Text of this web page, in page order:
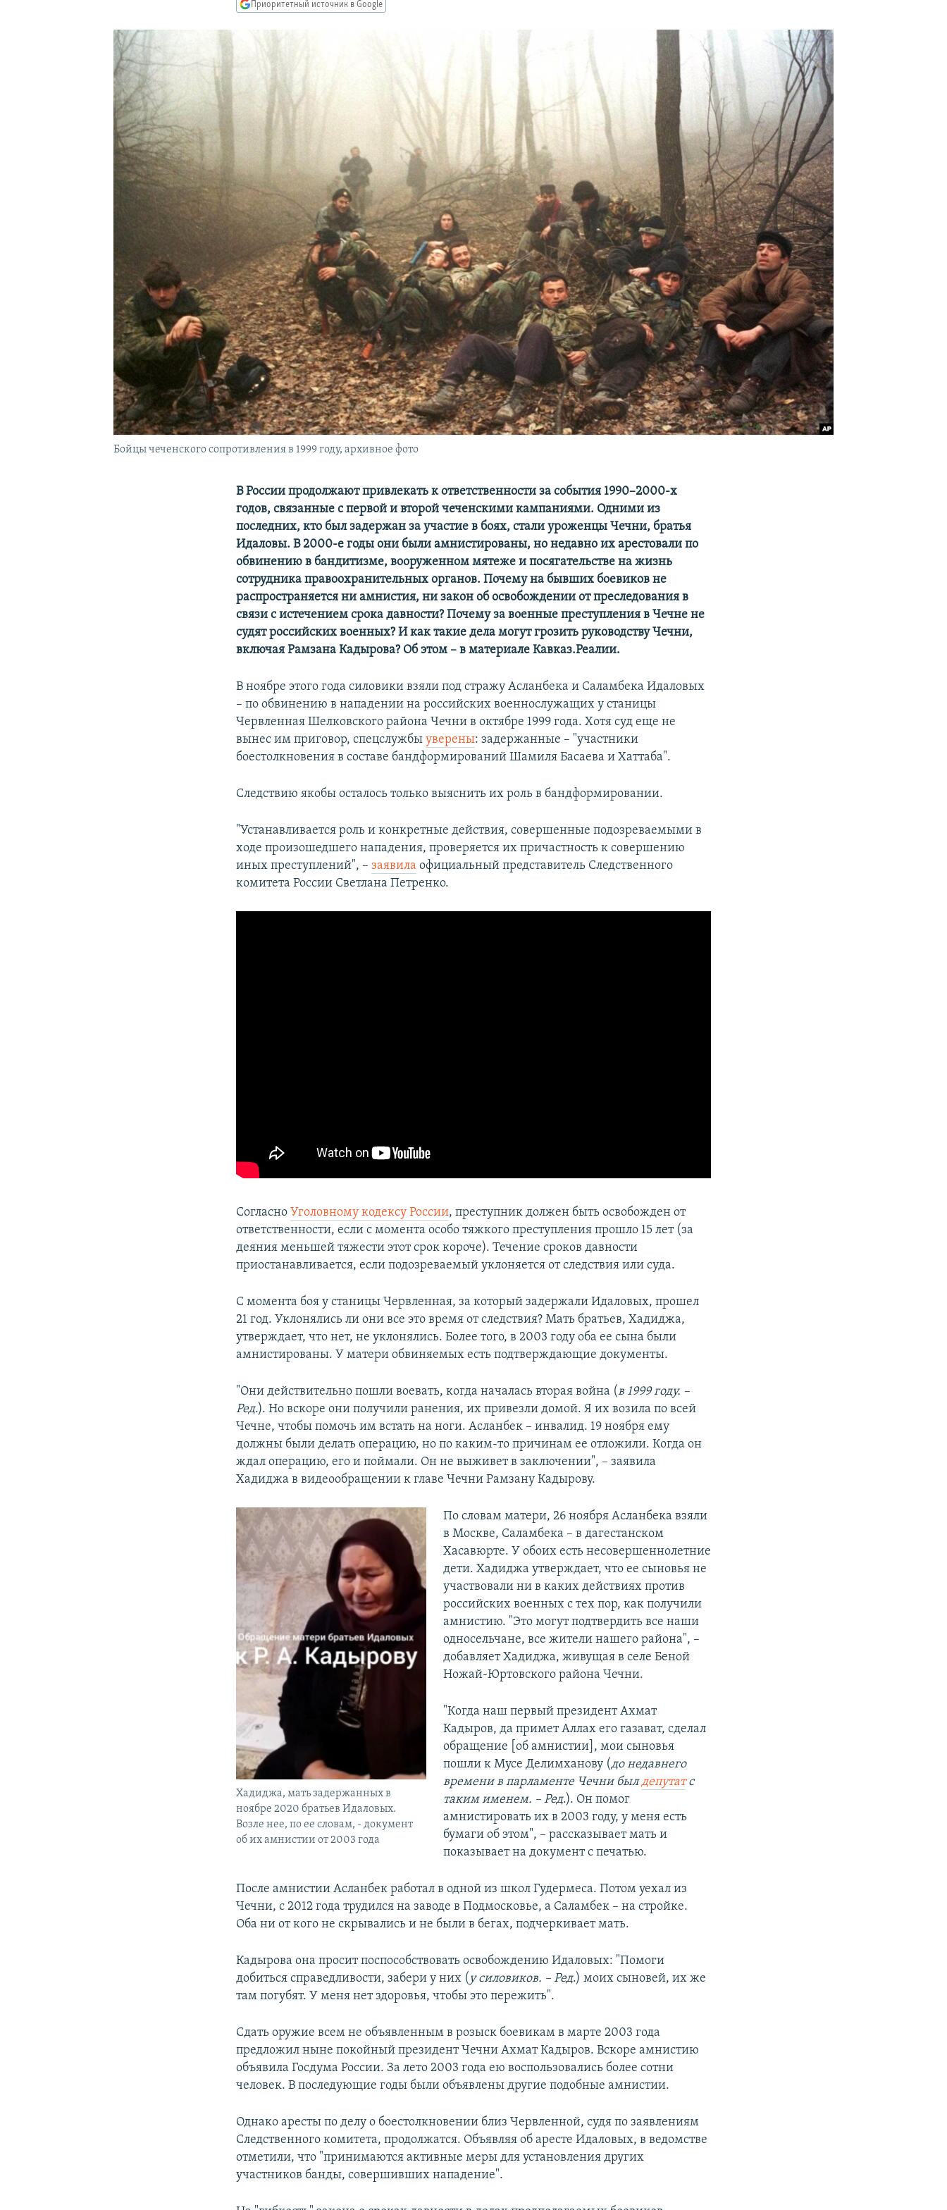
ПОДПИШИТЕСЬ НА РАССЫЛКУ
Приоритетный источник в Google
Бойцы чеченского сопротивления в 1999 году, архивное фото
В России продолжают привлекать к ответственности за события 1990–2000-х
годов, связанные с первой и второй чеченскими кампаниями. Одними из
последних, кто был задержан за участие в боях, стали уроженцы Чечни, братья
Идаловы. В 2000-е годы они были амнистированы, но недавно их арестовали по
обвинению в бандитизме, вооруженном мятеже и посягательстве на жизнь
сотрудника правоохранительных органов. Почему на бывших боевиков не
распространяется ни амнистия, ни закон об освобождении от преследования в
связи с истечением срока давности? Почему за военные преступления в Чечне не
судят российских военных? И как такие дела могут грозить руководству Чечни,
включая Рамзана Кадырова? Об этом – в материале Кавказ.Реалии.
В ноябре этого года силовики взяли под стражу Асланбека и Саламбека Идаловых
– по обвинению в нападении на российских военнослужащих у станицы
Червленная Шелковского района Чечни в октябре 1999 года. Хотя суд еще не
вынес им приговор, спецслужбыуверены: задержанные – "участники
боестолкновения в составе бандформирований Шамиля Басаева и Хаттаба".
Следствию якобы осталось только выяснить их роль в бандформировании.
"Устанавливается роль и конкретные действия, совершенные подозреваемыми в
ходе произошедшего нападения, проверяется их причастность к совершению
иных преступлений", –заявила официальный представитель Следственного
комитета России Светлана Петренко.
СогласноУголовному кодексу России, преступник должен быть освобожден от
ответственности, если с момента особо тяжкого преступления прошло 15 лет (за
деяния меньшей тяжести этот срок короче). Течение сроков давности
приостанавливается, если подозреваемый уклоняется от следствия или суда.
С момента боя у станицы Червленная, за который задержали Идаловых, прошел
21 год. Уклонялись ли они все это время от следствия? Мать братьев, Хадиджа,
утверждает, что нет, не уклонялись. Более того, в 2003 году оба ее сына были
амнистированы. У матери обвиняемых есть подтверждающие документы.
"Они действительно пошли воевать, когда началась вторая война (в 1999 году. –
Ред.). Но вскоре они получили ранения, их привезли домой. Я их возила по всей
Чечне, чтобы помочь им встать на ноги. Асланбек – инвалид. 19 ноября ему
должны были делать операцию, но по каким-то причинам ее отложили. Когда он
ждал операцию, его и поймали. Он не выживет в заключении", – заявила
Хадиджа в видеообращении к главе Чечни Рамзану Кадырову.
Хадиджа, мать задержанных в
ноябре 2020 братьев Идаловых.
Возле нее, по ее словам, - документ
об их амнистии от 2003 года
По словам матери, 26 ноября Асланбека взяли
в Москве, Саламбека – в дагестанском
Хасавюрте. У обоих есть несовершеннолетние
дети. Хадиджа утверждает, что ее сыновья не
участвовали ни в каких действиях против
российских военных с тех пор, как получили
амнистию. "Это могут подтвердить все наши
односельчане, все жители нашего района", –
добавляет Хадиджа, живущая в селе Беной
Ножай-Юртовского района Чечни.
"Когда наш первый президент Ахмат
Кадыров, да примет Аллах его газават, сделал
обращение [об амнистии], мои сыновья
пошли к Мусе Делимханову (до недавнего
времени в парламенте Чечни былдепутатс
таким именем. – Ред.). Он помог
амнистировать их в 2003 году, у меня есть
бумаги об этом", – рассказывает мать и
показывает на документ с печатью.
После амнистии Асланбек работал в одной из школ Гудермеса. Потом уехал из
Чечни, с 2012 года трудился на заводе в Подмосковье, а Саламбек – на стройке.
Оба ни от кого не скрывались и не были в бегах, подчеркивает мать.
Кадырова она просит поспособствовать освобождению Идаловых: "Помоги
добиться справедливости, забери у них ( у силовиков. – Ред.) моих сыновей, их же
там погубят. У меня нет здоровья, чтобы это пережить".
Сдать оружие всем не объявленным в розыск боевикам в марте 2003 года
предложил ныне покойный президент Чечни Ахмат Кадыров. Вскоре амнистию
объявила Госдума России. За лето 2003 года ею воспользовались более сотни
человек. В последующие годы были объявлены другие подобные амнистии.
Однако аресты по делу о боестолкновении близ Червленной, судя по заявлениям
Следственного комитета, продолжатся. Объявляя об аресте Идаловых, в ведомстве
отметили, что "принимаются активные меры для установления других
участников банды, совершивших нападение".